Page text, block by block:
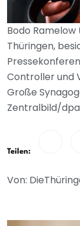
Bodo
Thüringen,
Controller und
Große
Zentralbild/dpa
Teilen:
Von: